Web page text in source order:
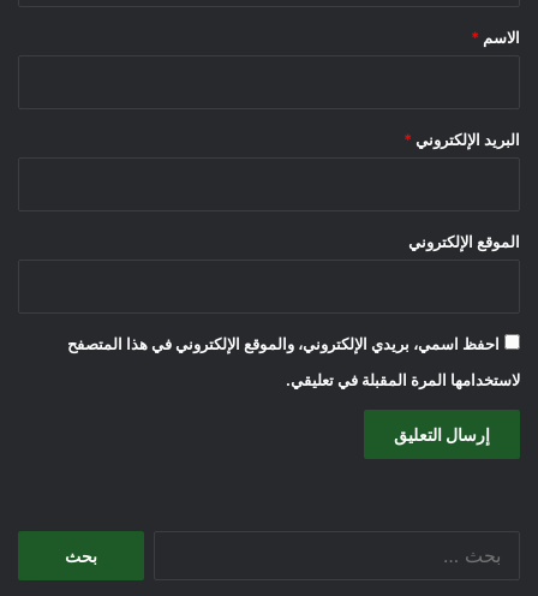
*
الاسم *
البريد الإلكتروني *
الموقع الإلكتروني
احفظ اسمي، بريدي الإلكتروني، والموقع الإلكتروني في هذا المتصفح
لاستخدامها المرة المقبلة في تعليقي.